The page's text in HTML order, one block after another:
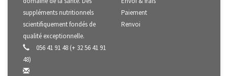
suppléments nutritionnels
scientifiquement fondés de
qualité exceptionnelle.
056 41 91 48 (+ 32 56 41 91
48)
Paiement
Renvoi